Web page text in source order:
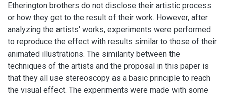
Etherington brothers do not disclose their artistic process
or how they get to the result of their work. However, after
analyzing the artists' works, experiments were performed
to reproduce the effect with results similar to those of their
animated illustrations. The similarity between the
techniques of the artists and the proposal in this paper is
that they all use stereoscopy as a basic principle to reach
the visual effect. The experiments were made with some